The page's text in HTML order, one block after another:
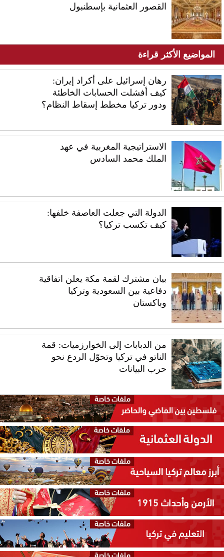
القصور العثمانية بإسطنبول
المواضيع الأكثر قراءة
رهان إسرائيل على أكراد إيران:
كيف أفشلت الحسابات الخاطئة
ودور تركيا مخطط إسقاط النظام؟
الاستراتيجية المغربية في عهد
الملك محمد السادس
الدولة التي جعلت العاصفة خلفها:
كيف تكسب تركيا؟
بيان مشترك لقمة مكة يعلن اتفاقية
دفاعية بين السعودية وتركيا
وباكستان
من الدبابات إلى الخوارزميات: قمة
الناتو في تركيا وتحوّل الردع نحو
حرب البيانات